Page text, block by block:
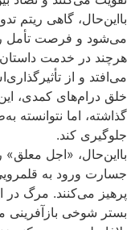
بااین‌حال، گاهی ریتم
می‌شود و فرصت تأمل
هرچند در خدمت
می‌افتد و از
خلق درام‌های کمدی،
گذاشته، اما نتوانسته
جلوگیری کند.
بااین‌حال، «اجل معلق»
جسارت ورود به
پرهیز می‌کنند. مرگ در
بستر شوخی